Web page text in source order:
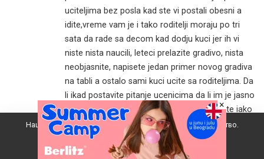
uciteljima bez posla kad ste vi postali obesni a
idite,vreme vam je i tako roditelji moraju po tri
sata da rade sa decom kad dodju kuci jer ih vi
niste nista naucili, leteci prelazite gradivo, nista
neobjasnite, napisete jedan primer novog gradiva
na tabli a ostalo sami kuci ucite sa roditeljima. Da
li ikad postavite pitanje ucenicima da li im je jasno
ako nije da mu objasnite . Zaradu neodbijate iako
ste svesni da je niste zaradili jer ste i setali po
ulicama sa izdajnicima nase zemlje a roditelji
moraju 8 sati da rade na poslu plus jos tri sa
Наш вебсајт користи колачиће да побољша ваше искуство.
Прихватам
×